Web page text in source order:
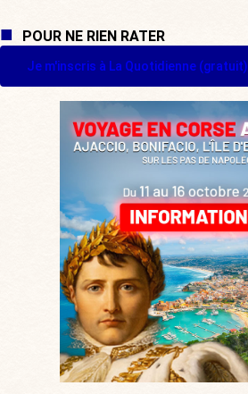
POUR NE RIEN RATER
Je m'inscris à La Quotidienne (gratuit)